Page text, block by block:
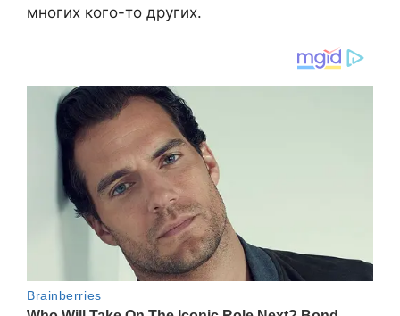
многих кого-то других.